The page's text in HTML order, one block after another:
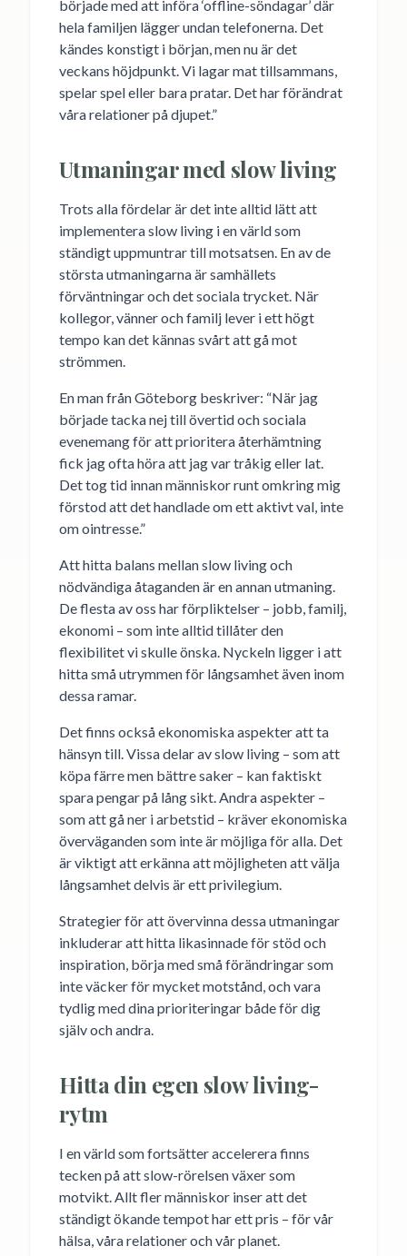
började med att införa ‘offline-söndagar’ där
hela familjen lägger undan telefonerna. Det
kändes konstigt i början, men nu är det
veckans höjdpunkt. Vi lagar mat tillsammans,
spelar spel eller bara pratar. Det har förändrat
våra relationer på djupet.”
Utmaningar med slow living
Trots alla fördelar är det inte alltid lätt att
implementera slow living i en värld som
ständigt uppmuntrar till motsatsen. En av de
största utmaningarna är samhällets
förväntningar och det sociala trycket. När
kollegor, vänner och familj lever i ett högt
tempo kan det kännas svårt att gå mot
strömmen.
En man från Göteborg beskriver: “När jag
började tacka nej till övertid och sociala
evenemang för att prioritera återhämtning
fick jag ofta höra att jag var tråkig eller lat.
Det tog tid innan människor runt omkring mig
förstod att det handlade om ett aktivt val, inte
om ointresse.”
Att hitta balans mellan slow living och
nödvändiga åtaganden är en annan utmaning.
De flesta av oss har förpliktelser – jobb, familj,
ekonomi – som inte alltid tillåter den
flexibilitet vi skulle önska. Nyckeln ligger i att
hitta små utrymmen för långsamhet även inom
dessa ramar.
Det finns också ekonomiska aspekter att ta
hänsyn till. Vissa delar av slow living – som att
köpa färre men bättre saker – kan faktiskt
spara pengar på lång sikt. Andra aspekter –
som att gå ner i arbetstid – kräver ekonomiska
överväganden som inte är möjliga för alla. Det
är viktigt att erkänna att möjligheten att välja
långsamhet delvis är ett privilegium.
Strategier för att övervinna dessa utmaningar
inkluderar att hitta likasinnade för stöd och
inspiration, börja med små förändringar som
inte väcker för mycket motstånd, och vara
tydlig med dina prioriteringar både för dig
själv och andra.
Hitta din egen slow living-
rytm
I en värld som fortsätter accelerera finns
tecken på att slow-rörelsen växer som
motvikt. Allt fler människor inser att det
ständigt ökande tempot har ett pris – för vår
hälsa, våra relationer och vår planet.